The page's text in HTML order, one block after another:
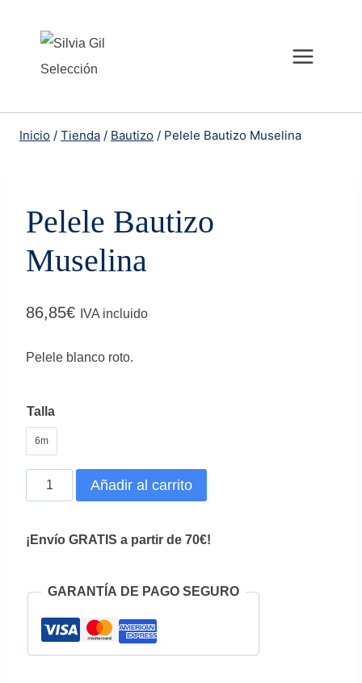
contenido
Inicio / Tienda / Bautizo / Pelele Bautizo Muselina
Pelele Bautizo
Muselina
86,85€ IVA incluido
Pelele blanco roto.
Talla
6m
Pelele
Muselina
Añadir al carrito
¡Envío GRATIS a partir de 70€!
GARANTÍA DE PAGO SEGURO